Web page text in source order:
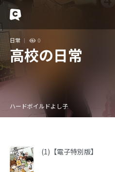
日常 0
高校の日常
ハードボイルドよし子
(1)【電子特別版】